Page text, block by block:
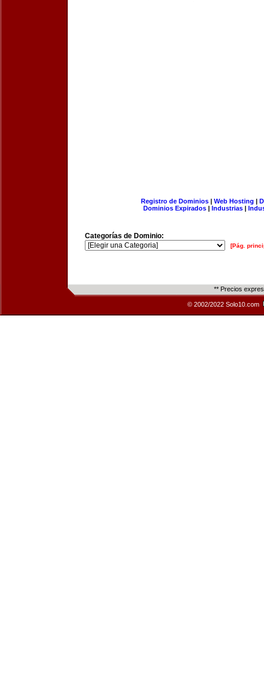
Registro de Dominios| Web Hosting |
Dominios Expirados | Industrias |
Categorías de Dominio:
[Pág.
** Precios
© 2002/2022 Solo10.com